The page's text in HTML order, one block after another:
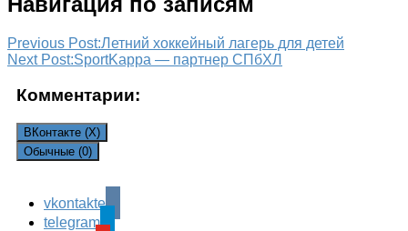
Previous Post:Летний хоккейный лагерь для детей
Next Post:SportKappa — партнер СПбХЛ
Комментарии:
ВКонтакте (X)
Обычные (0)
Leave a Reply
vkontakte
telegram